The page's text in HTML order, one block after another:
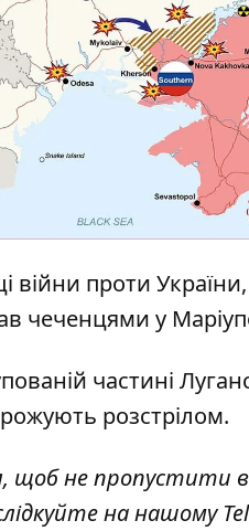
війни проти
чеченцями у
частині
розстрілом.
, щоб не пропустити
на нашому